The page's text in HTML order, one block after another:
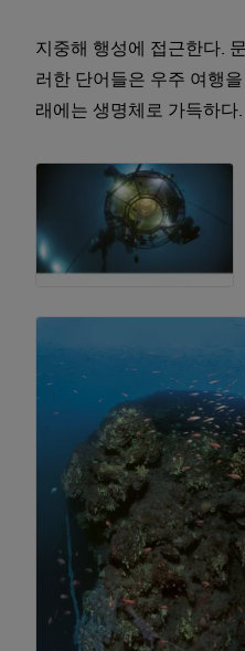
지중해 행성에 접근한다.
러한 단어들은 우주 여행
래에는 생명체로 가득하다.